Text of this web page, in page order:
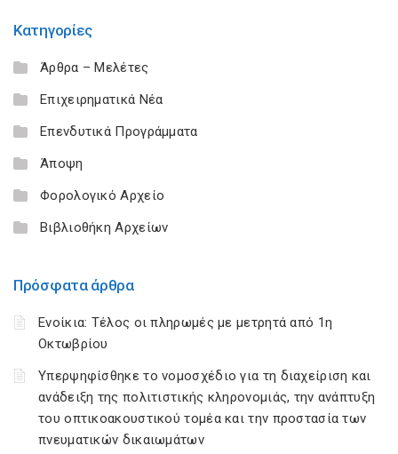
Κατηγορίες
Άρθρα – Μελέτες
Επιχειρηματικά Νέα
Επενδυτικά Προγράμματα
Άποψη
Φορολογικό Αρχείο
Βιβλιοθήκη Αρχείων
Πρόσφατα άρθρα
Ενοίκια: Τέλος οι πληρωμές με μετρητά από 1η
Οκτωβρίου
Υπερψηφίσθηκε το νομοσχέδιο για τη διαχείριση και
ανάδειξη της πολιτιστικής κληρονομιάς, την ανάπτυξη
του οπτικοακουστικού τομέα και την προστασία των
πνευματικών δικαιωμάτων